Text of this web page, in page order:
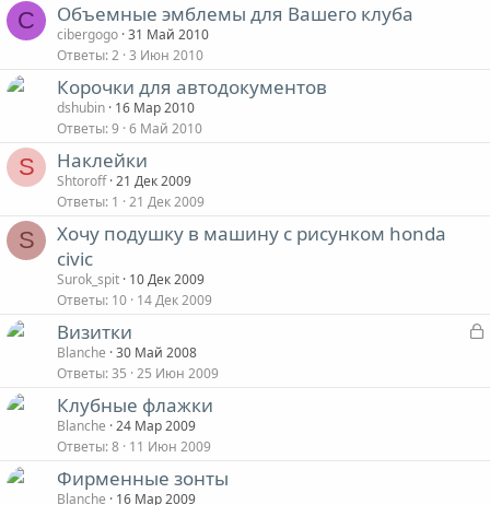
C Объемные эмблемы для Вашего клуба
cibergogo 31 Май 2010
Ответы 2 3 Июн 2010
Корочки для автодокументов
dshubin 16 Мар 2010
Ответы 9 6 Май 2010
S Наклейки
Shtoroff 21 Дек 2009
Ответы 1 21 Дек 2009
S
Хочу подушку в машину с рисунком honda
civic
Surok_spit 10 Дек 2009
Ответы 10 14 Дек 2009
Визитки
Blanche 30 Май 2008
Ответы 35 25 Июн 2009
Клубные флажки
Blanche 24 Мар 2009
Ответы 8 11 Июн 2009
Фирменные зонты
Blanche
16 Мар 2009